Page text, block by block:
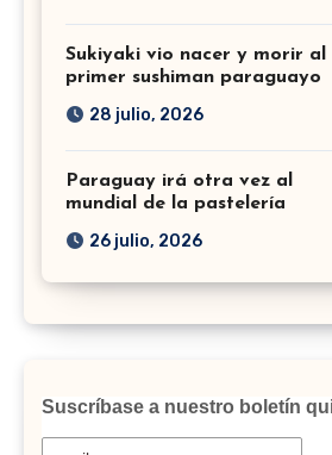
Sukiyaki vio nacer y morir al
primer sushiman paraguayo
28 julio, 2026
Paraguay irá otra vez al
mundial de la pastelería
26 julio, 2026
Suscríbase a nuestro boletín